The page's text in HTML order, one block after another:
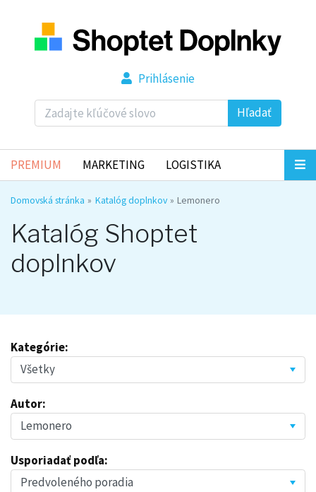
Hľadať
Prihlásenie
PREMIUM MARKETING LOGISTIKA
Domovská stránka Katalóg doplnkov Lemonero
Katalóg Shoptet
doplnkov
Kategórie:
Autor:
Usporiadať podľa: